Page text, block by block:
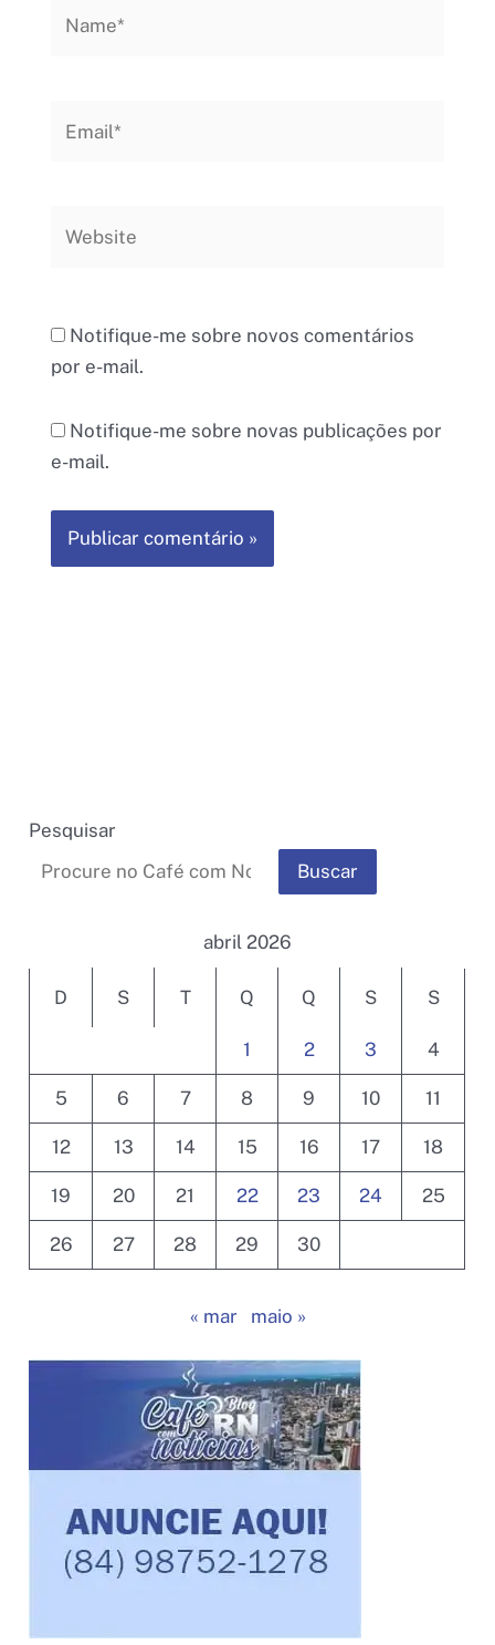
Notifique-me sobre novos comentários
por e-mail.
Notifique-me sobre novas publicações por
e-mail.
Pesquisar
Buscar
abril 2026
D S T Q Q S S
1 2 3 4
5 6 7 8 9 10 11
12 13 14 15 16 17 18
19 20 21 22 23 24 25
26 27 28 29 30
« mar maio »